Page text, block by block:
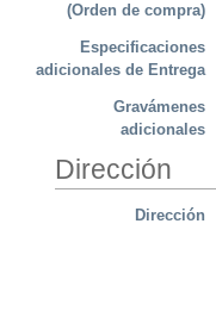
(Orden de compra)
Especificaciones
adicionales de Entrega
Gravámenes
adicionales
Dirección
Dirección